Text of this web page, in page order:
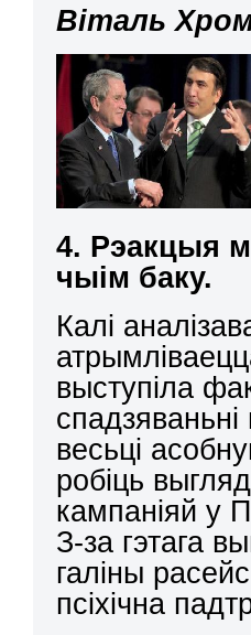
Віталь
4. Рэакцыя
чыім баку.
Калі
выступіла
весьці
робіць
кампаніяй у
З-за гэтага
галіны
псіхічна